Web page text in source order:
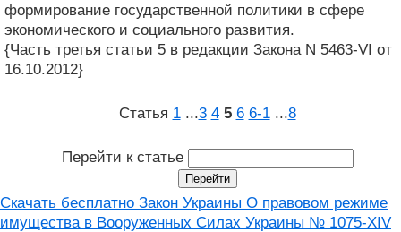
формирование государственной политики в сфере
экономического и социального развития.
{Часть третья статьи 5 в редакции Закона N 5463-VI от
16.10.2012}
Статья 1 ...3 4 5 6 6‑1 ...8
Перейти к статье
Скачать бесплатно Закон Украины О правовом режиме
имущества в Вооруженных Силах Украины № 1075-XIV